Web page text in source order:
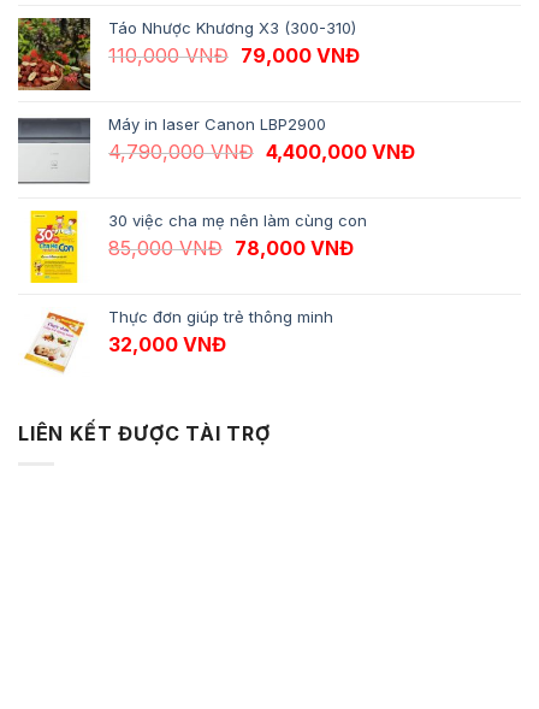
Táo Nhược Khương X3 (300-310)
110,000VNĐ Giá gốc là: 110,000 VNĐ.
79,000 VNĐGiá hiện tại là:
Máy in laser Canon LBP2900
4,790,000VNĐ Giá gốc là: 4,790,000 VNĐ.
4,400,000 VNĐGiá hiện tại
30 việc cha mẹ nên làm cùng con
85,000VNĐ Giá gốc là: 85,000 VNĐ.
78,000 VNĐGiá hiện tại là:
Thực đơn giúp trẻ thông minh
32,000 VNĐ
LIÊN KẾT ĐƯỢC TÀI TRỢ